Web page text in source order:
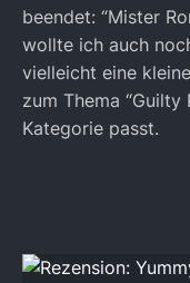
beendet: “Mister
wollte ich auch
vielleicht eine
zum Thema “Guilty
Kategorie passt.